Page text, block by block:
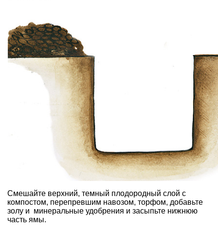
Смешайте верхний, темный плодородный слой с
компостом, перепревшим навозом, торфом, добавьте
золу и минеральные удобрения и засыпьте нижнюю
часть ямы.